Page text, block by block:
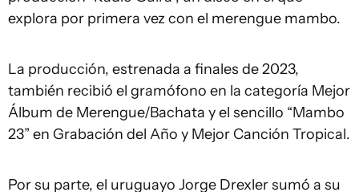
explora por primera vez con el merengue mambo.
La producción, estrenada a finales de 2023,
también recibió el gramófono en la categoría Mejor
Álbum de Merengue/Bachata y el sencillo “Mambo
23” en Grabación del Año y Mejor Canción Tropical.
Por su parte, el uruguayo Jorge Drexler sumó a su